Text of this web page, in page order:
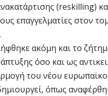
(reskilling)
επαγγελματίες στον
ακόμη και το
όσο και ως
του νέου
όπως